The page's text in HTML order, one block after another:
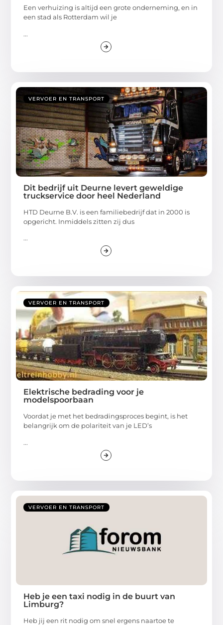
Een verhuizing is altijd een grote onderneming, en in
een stad als Rotterdam wil je
...
VERVOER EN TRANSPORT
Dit bedrijf uit Deurne levert geweldige
truckservice door heel Nederland
HTD Deurne B.V. is een familiebedrijf dat in 2000 is
opgericht. Inmiddels zitten zij dus
...
VERVOER EN TRANSPORT
Elektrische bedrading voor je
modelspoorbaan
Voordat je met het bedradingsproces begint, is het
belangrijk om de polariteit van je LED’s
...
VERVOER EN TRANSPORT
Heb je een taxi nodig in de buurt van
Limburg?
Heb jij een rit nodig om snel ergens naartoe te